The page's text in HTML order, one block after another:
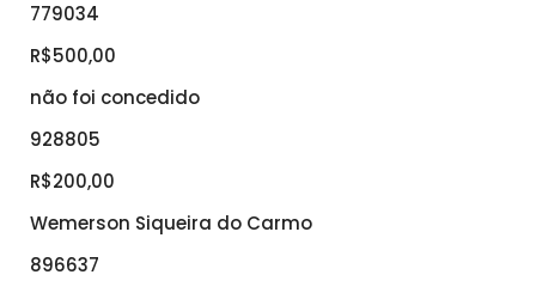
779034
R$500,00
não foi concedido
928805
R$200,00
Wemerson Siqueira do Carmo
896637